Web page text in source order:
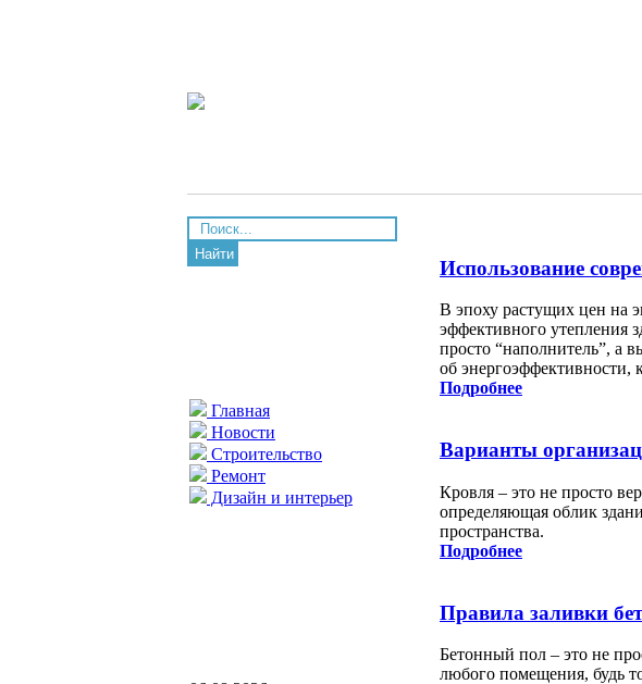
Найти
Главная
Новости
Строительство
Ремонт
Дизайн и интерьер
Использование
В эпоху растущих цен на
эффективного утепления
просто “наполнитель”, а
об энергоэффективности,
Подробнее
Варианты
Кровля – это не просто
определяющая облик
пространства.
Подробнее
Правила заливки
Бетонный пол – это не
любого помещения, будь